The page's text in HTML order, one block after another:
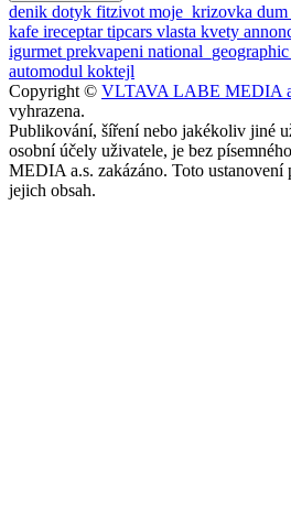
denik dotyk fitzivot moje_krizovka
kafe ireceptartipcars vlasta kvety
igurmet prekvapeni national_geographic
automodul koktejl
Copyright © VLTAVA LABE MEDIA
vyhrazena.
Publikování, šíření nebo jakékoliv jiné
osobní účely uživatele, je bez
MEDIA a.s. zakázáno. Toto ustanovení
jejich obsah.